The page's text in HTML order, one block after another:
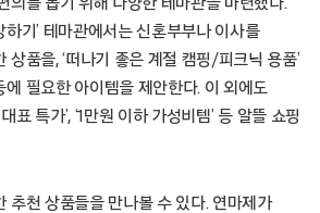
하기’ 테마관에서는 신혼부부나 이사를
상품을, ‘떠나기 좋은 계절 캠핑/피크닉 용품’
에 필요한 아이템을 제안한다. 이 외에도
표 특가’, ‘1만원 이하 가성비템’ 등 알뜰 쇼핑
추천 상품들을 만나볼 수 있다. 연마제가